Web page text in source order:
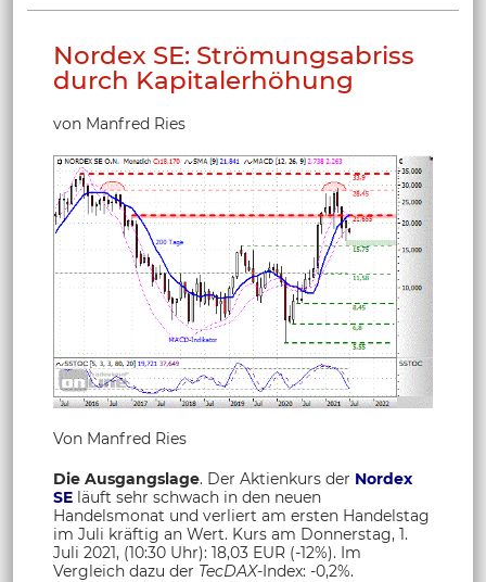
Nordex SE: Strömungsabriss
durch Kapitalerhöhung
von Manfred Ries
Von Manfred Ries
Die Ausgangslage. Der Aktienkurs der Nordex
SE läuft sehr schwach in den neuen
Handelsmonat und verliert am ersten Handelstag
im Juli kräftig an Wert. Kurs am Donnerstag, 1.
Juli 2021, (10:30 Uhr): 18,03 EUR (-12%). Im
Vergleich dazu der TecDAX-Index: -0,2%.